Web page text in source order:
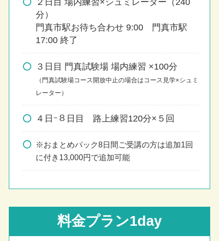
分）
門真市駅お待ち合わせ 9:00 門真市駅
17:00 終了
３日目 門真試験場 場内練習 ×100分
（門真試験場コース開放中止の場合はコース見学×シュミ
レーター）
４日ｰ８日目 路上練習120分×５回
※おまとめパック8日間ご受講の方は追加1回
に付き13,000円で追加可能
料金プラン1day